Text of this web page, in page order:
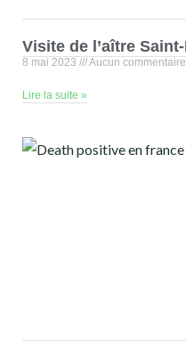
Visite de l’aître
8 mai 2023 Aucun commentaire
Lire la suite »